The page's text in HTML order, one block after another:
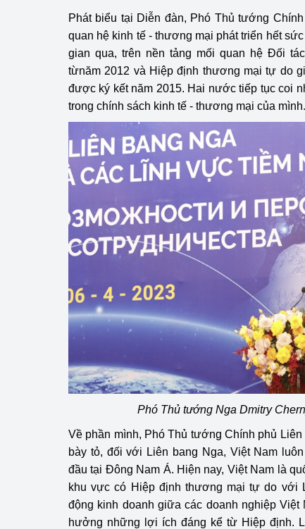
Thị trường nước
Thị trường trong
Ngành Công
Đại hội XIV của
Phát triển công
Phát triển năng
Phát biểu tại Diễn đàn, Phó Thủ tướng
quan hệ kinh tế - thương mại phát triển hết
gian qua, trên nền tảng mối quan hệ Đối
từnăm 2012 và Hiệp định thương mại tự do
được ký kết năm 2015. Hai nước tiếp tục coi
trong chính sách kinh tế - thương mại của mình.
Phó Thủ tướng Nga Dmitry
Về phần mình, Phó Thủ tướng Chính phủ
bày tỏ, đối với Liên bang Nga, Việt Nam
đầu tại Đông Nam Á. Hiện nay, Việt Nam là
khu vực có Hiệp định thương mại tự do với
động kinh doanh giữa các doanh nghiệp
hưởng những lợi ích đáng kể từ Hiệp định.